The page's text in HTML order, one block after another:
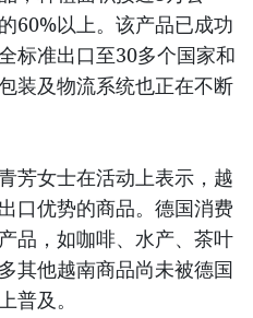
60%以上。该产品已成功
标准出口至30多个国家和
装及物流系统也正在不断
芳女士在活动上表示，越
口优势的商品。德国消费
品，如咖啡、水产、茶叶
其他越南商品尚未被德国
普及。